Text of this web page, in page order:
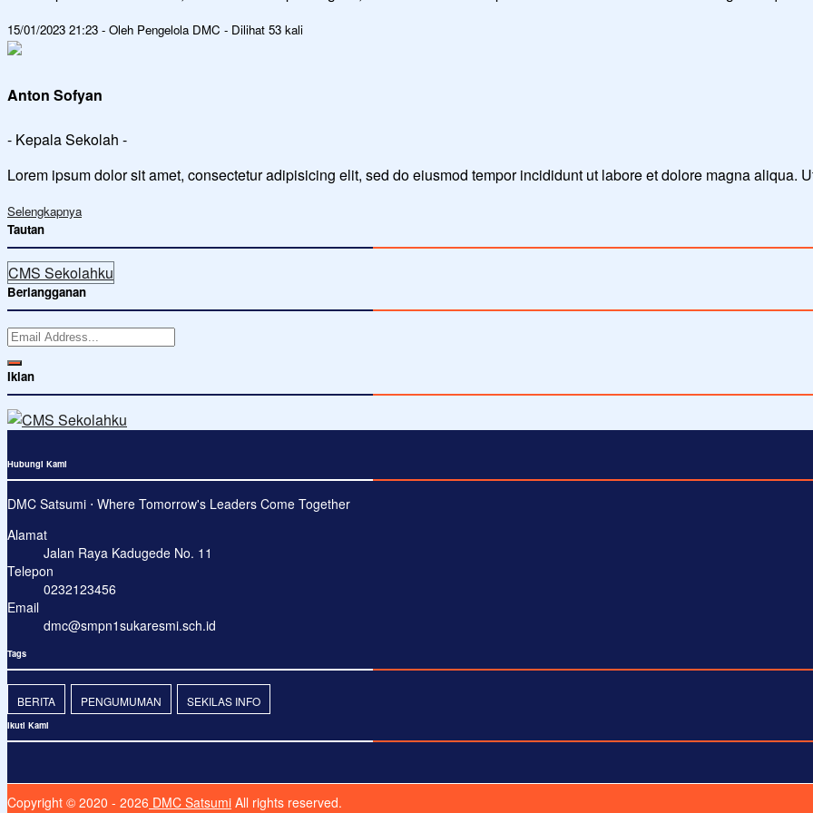
15/01/2023 21:23 - Oleh Pengelola DMC - Dilihat 53 kali
Anton Sofyan
- Kepala Sekolah -
Lorem ipsum dolor sit amet, consectetur adipisicing elit, sed do eiusmod tempor incididunt ut labore et dolore magna aliqua.
Selengkapnya
Tautan
CMS Sekolahku
Berlangganan
Iklan
Hubungi Kami
DMC Satsumi ⋅ Where Tomorrow's Leaders Come Together
Alamat
Jalan Raya Kadugede No. 11
Telepon
0232123456
Email
dmc@smpn1sukaresmi.sch.id
Tags
BERITA PENGUMUMAN SEKILAS INFO
Ikuti Kami
Copyright © 2020 - 2026 DMC Satsumi All rights reserved.